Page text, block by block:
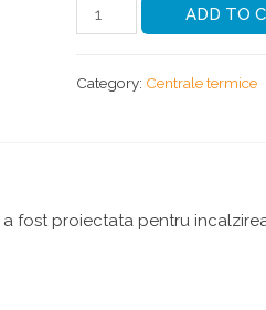
ADD TO
Category: Centrale termice
a fost proiectata pentru